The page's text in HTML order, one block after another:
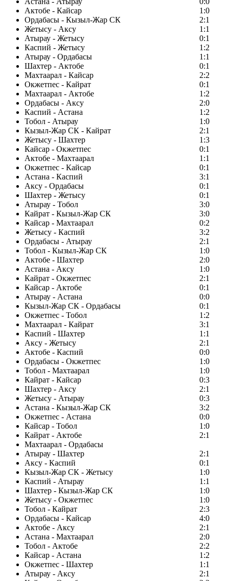
Актобе - Кайсар
1:0
Ордабасы - Кызыл-Жар СК
2:1
Жетысу - Аксу
1:1
Атырау - Жетысу
0:1
Каспий - Жетысу
1:2
Атырау - Ордабасы
1:1
Шахтер - Актобе
0:1
Махтаарал - Кайсар
2:2
Окжетпес - Кайрат
0:1
Махтаарал - Актобе
1:2
Ордабасы - Аксу
2:0
Каспий - Астана
1:2
Тобол - Атырау
1:0
Кызыл-Жар СК - Кайрат
2:1
Жетысу - Шахтер
1:3
Кайсар - Окжетпес
0:1
Актобе - Махтаарал
1:1
Окжетпес - Кайсар
0:1
Астана - Каспий
3:1
Аксу - Ордабасы
0:1
Шахтер - Жетысу
0:1
Атырау - Тобол
3:0
Кайрат - Кызыл-Жар СК
3:0
Кайсар - Махтаарал
0:2
Жетысу - Каспий
3:2
Ордабасы - Атырау
2:1
Тобол - Кызыл-Жар СК
1:0
Актобе - Шахтер
2:0
Астана - Аксу
1:0
Кайрат - Окжетпес
2:1
Кайсар - Актобе
0:1
Атырау - Астана
0:0
Кызыл-Жар СК - Ордабасы
0:1
Окжетпес - Тобол
1:2
Махтаарал - Кайрат
3:1
Каспий - Шахтер
1:1
Аксу - Жетысу
2:1
Актобе - Каспий
0:0
Ордабасы - Окжетпес
1:0
Тобол - Махтаарал
1:0
Кайрат - Кайсар
0:3
Шахтер - Аксу
2:1
Жетысу - Атырау
0:3
Астана - Кызыл-Жар СК
3:2
Окжетпес - Астана
0:0
Кайсар - Тобол
1:0
Кайрат - Актобе
2:1
Махтаарал - Ордабасы
Атырау - Шахтер
2:1
Аксу - Каспий
0:1
Кызыл-Жар СК - Жетысу
1:0
Каспий - Атырау
1:1
Шахтер - Кызыл-Жар СК
1:0
Жетысу - Окжетпес
1:0
Тобол - Кайрат
2:3
Ордабасы - Кайсар
4:0
Актобе - Аксу
2:1
Астана - Махтаарал
2:0
Тобол - Актобе
2:2
Кайсар - Астана
1:2
Окжетпес - Шахтер
1:1
Атырау - Аксу
2:1